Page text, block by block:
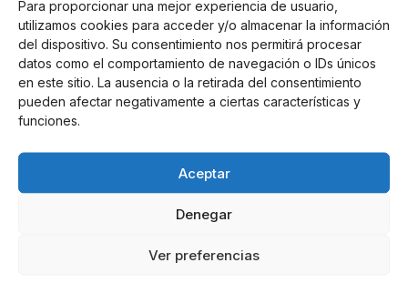
Para proporcionar una mejor experiencia de usuario,
utilizamos cookies para acceder y/o almacenar la información
del dispositivo. Su consentimiento nos permitirá procesar
datos como el comportamiento de navegación o IDs únicos
en este sitio. La ausencia o la retirada del consentimiento
pueden afectar negativamente a ciertas características y
funciones.
Aceptar
Denegar
Ver preferencias
AUTOR
Edurne García Ordóñez
Noticias relacionadas
Mejores Cripto Casinos Online en